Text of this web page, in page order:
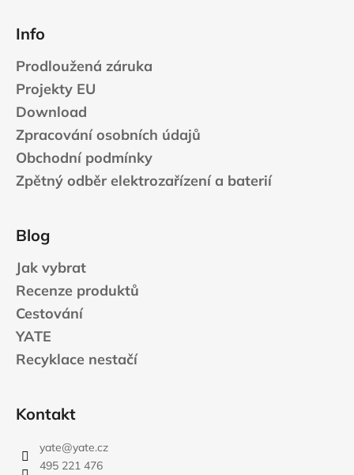
Info
Prodloužená záruka
Projekty EU
Download
Zpracování osobních údajů
Obchodní podmínky
Zpětný odběr elektrozařízení a baterií
Blog
Jak vybrat
Recenze produktů
Cestování
YATE
Recyklace nestačí
Kontakt
yate@yate.cz
495 221 476